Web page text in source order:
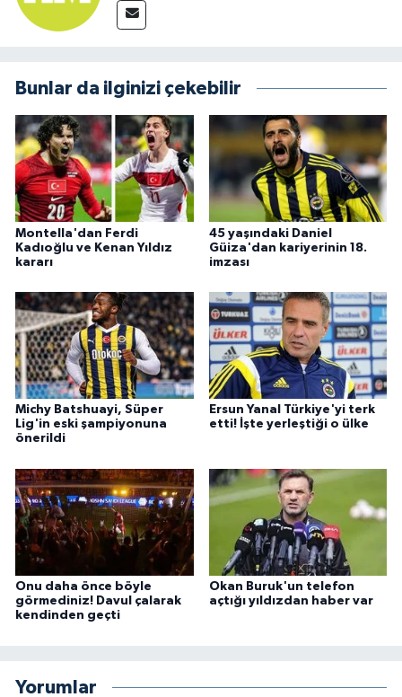
Bunlar da ilginizi çekebilir
Montella'dan Ferdi
Kadıoğlu ve Kenan Yıldız
kararı
45 yaşındaki Daniel
Güiza'dan kariyerinin 18.
imzası
Michy Batshuayi, Süper
Lig'in eski şampiyonuna
önerildi
Ersun Yanal Türkiye'yi terk
etti! İşte yerleştiği o ülke
Onu daha önce böyle
görmediniz! Davul çalarak
kendinden geçti
Okan Buruk'un telefon
açtığı yıldızdan haber var
Yorumlar